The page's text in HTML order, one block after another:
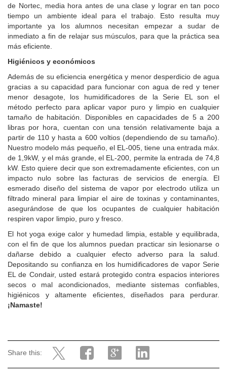
de Nortec, media hora antes de una clase y lograr en tan poco
tiempo un ambiente ideal para el trabajo. Esto resulta muy
importante ya los alumnos necesitan empezar a sudar de
inmediato a fin de relajar sus músculos, para que la práctica sea
más eficiente.
Higiénicos y económicos
Además de su eficiencia energética y menor desperdicio de agua
gracias a su capacidad para funcionar con agua de red y tener
menor desagote, los humidificadores de la Serie EL son el
método perfecto para aplicar vapor puro y limpio en cualquier
tamaño de habitación. Disponibles en capacidades de 5 a 200
libras por hora, cuentan con una tensión relativamente baja a
partir de 110 y hasta a 600 voltios (dependiendo de su tamaño).
Nuestro modelo más pequeño, el EL-005, tiene una entrada máx.
de 1,9kW, y el más grande, el EL-200, permite la entrada de 74,8
kW. Esto quiere decir que son extremadamente eficientes, con un
impacto nulo sobre las facturas de servicios de energía. El
esmerado diseño del sistema de vapor por electrodo utiliza un
filtrado mineral para limpiar el aire de toxinas y contaminantes,
asegurándose de que los ocupantes de cualquier habitación
respiren vapor limpio, puro y fresco.
El hot yoga exige calor y humedad limpia, estable y equilibrada,
con el fin de que los alumnos puedan practicar sin lesionarse o
dañarse debido a cualquier efecto adverso para la salud.
Depositando su confianza en los humidificadores de vapor Serie
EL de Condair, usted estará protegido contra espacios interiores
secos o mal acondicionados, mediante sistemas confiables,
higiénicos y altamente eficientes, diseñados para perdurar.
¡Namaste!
Share this: